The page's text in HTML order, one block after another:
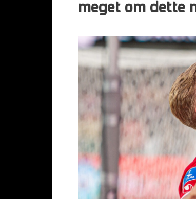
meget om dette